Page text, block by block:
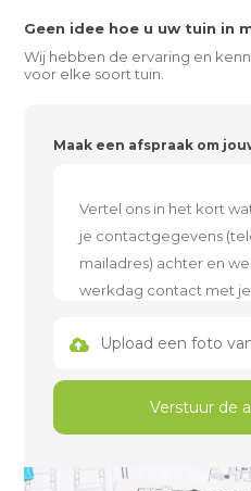
Geen idee hoe u uw tuin in
Wij hebben de ervaring en
voor elke soort tuin.
Maak een afspraak om
Upload een foto
Verstuur de